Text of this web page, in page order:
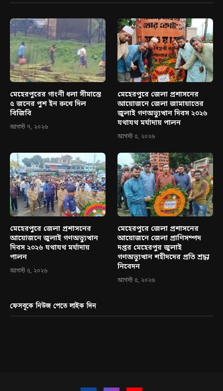
মেহেরপুরের গাংনী ধলা সীমান্তে
৫ জনের পুশ ইন রুখে দিল
বিজিবি
আগস্ট ৭, ২০২৬
মেহেরপুরে জেলা প্রশাসনের
আয়োজনে জেলা জামায়াতের
জুলাই গণঅভ্যুত্থান দিবস ২০২৬
যথাযথ মর্যাদায় পালন
আগস্ট ৫, ২০২৬
মেহেরপুরে জেলা প্রশাসনের
আয়োজনে জুলাই গণঅভ্যুত্থান
দিবস ২০২৬ যথাযথ মর্যাদায়
পালন
আগস্ট ৫, ২০২৬
মেহেরপুরে জেলা প্রশাসনের
আয়োজনে জেলা প্রাণিসম্পদ
দপ্তর মেহেরপুর জুলাই
গণঅভ্যুত্থান শহীদদের প্রতি শ্রদ্ধা
নিবেদন
আগস্ট ৫, ২০২৬
ফেসবুকে নিউজ পেতে লাইক দিন